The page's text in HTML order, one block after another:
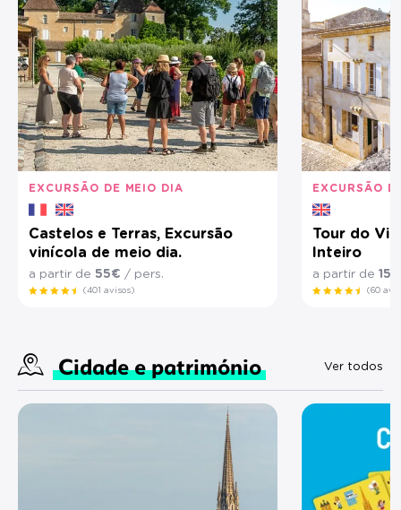
EXCURSÃO DE MEIO DIA
Castelos e Terras, Excursão
vinícola de meio dia.
a partir de 55€ / pers.
(401 avisos)
EXCURSÃO
Tour do
Inteiro
a partir de
(60
Cidade e património Ver todos